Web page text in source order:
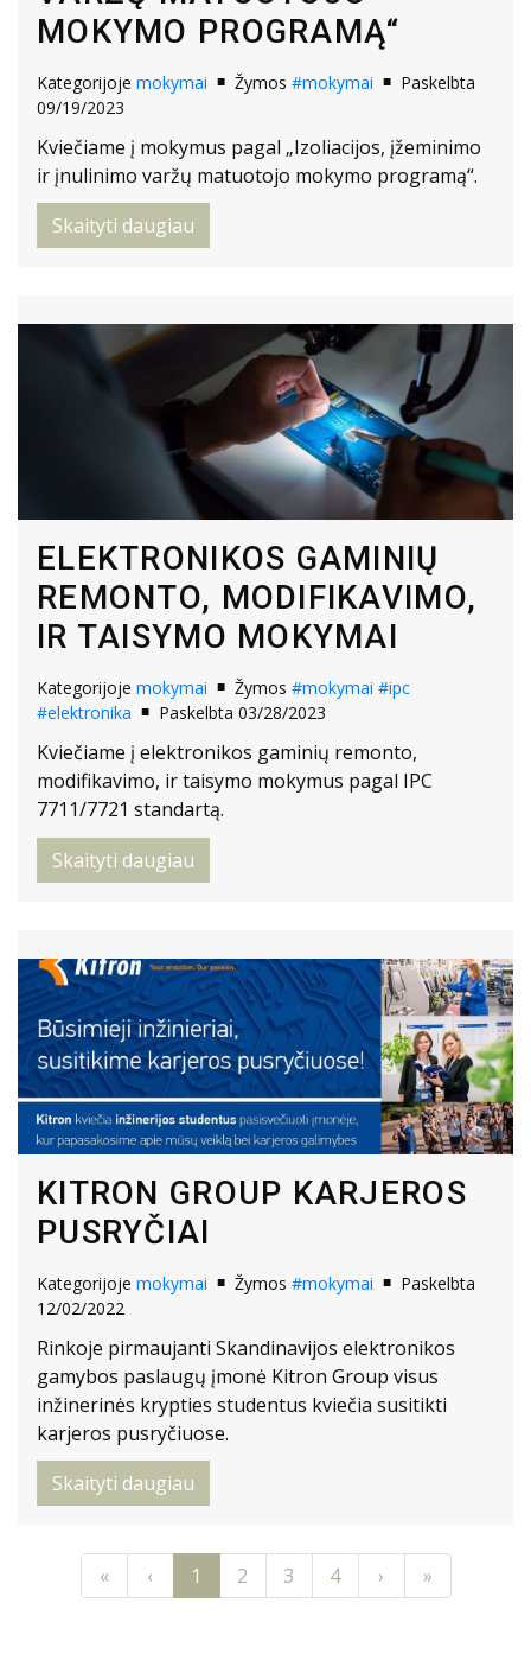
MOKYMO PROGRAMĄ“
Kategorijoje mokymai Žymos #mokymai
Paskelbta
09/19/2023
Kviečiame į mokymus pagal „Izoliacijos, įžeminimo
ir įnulinimo varžų matuotojo mokymo programą“.
Skaityti daugiau
ELEKTRONIKOS GAMINIŲ
REMONTO, MODIFIKAVIMO,
IR TAISYMO MOKYMAI
Kategorijoje mokymai Žymos #mokymai #ipc
#elektronika
Paskelbta 03/28/2023
Kviečiame į elektronikos gaminių remonto,
modifikavimo, ir taisymo mokymus pagal IPC
7711/7721 standartą.
Skaityti daugiau
KITRON GROUP KARJEROS
PUSRYČIAI
Kategorijoje mokymai Žymos #mokymai
Paskelbta
12/02/2022
Rinkoje pirmaujanti Skandinavijos elektronikos
gamybos paslaugų įmonė Kitron Group visus
inžinerinės krypties studentus kviečia susitikti
karjeros pusryčiuose.
Skaityti daugiau
«Previous
‹Previous
1 2 3 4 › Next»Next